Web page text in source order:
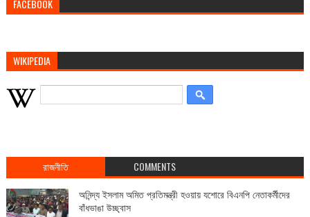
FACEBOOK
WIKIPEDIA
রাজনীতি COMMENTS
অনিন্দ্য ইসলাম অমিত প্রতিমন্ত্রী হওয়ায় যশোরে বিএনপি নেতাকর্মীদের
বাঁধভাঙা উচ্ছ্বাস